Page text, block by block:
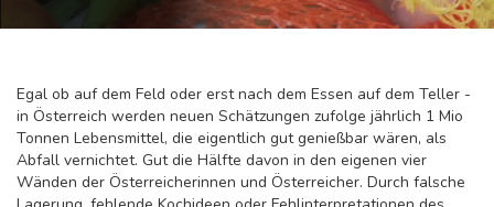
Egal ob auf dem Feld oder erst nach dem Essen auf dem Teller -
in Österreich werden neuen Schätzungen zufolge jährlich 1 Mio
Tonnen Lebensmittel, die eigentlich gut genießbar wären, als
Abfall vernichtet. Gut die Hälfte davon in den eigenen vier
Wänden der Österreicherinnen und Österreicher. Durch falsche